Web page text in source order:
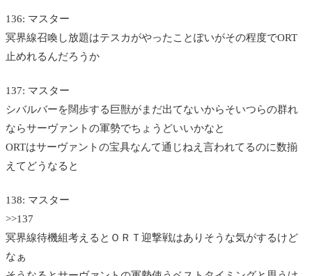
136: マスター
冥界線召喚し放題はテスカがやったことぽいがその程度でORT
止めれるんだろうか
137: マスター
シバルバーを闊歩する巨獣がまだ出てないからそいつらの群れ
ならサーヴァントの軍勢でちょうどいいかなと
ORTはサーヴァントの宝具なんて通じねえ言われてるのに数揃
えてどうなると
138: マスター
>>137
冥界線待機組考えるとＯＲＴ迎撃戦はありそうな気がするけど
なぁ